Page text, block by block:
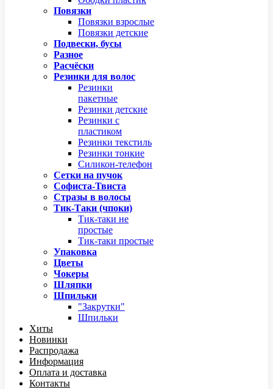
Повязки
Повязки взрослые
Повязки детские
Подвески, бусы
Разное
Расчёски
Резинки для волос
Резинки
пакетные
Резинки детские
Резинки с
пластиком
Резинки текстиль
Резинки тонкие
Силикон-телефон
Сетки на пучок
Софиста-Твиста
Стразы в волосы
Тик-Таки (чпоки)
Тик-таки не
простые
Тик-таки простые
Упаковка
Цветы
Чокеры
Шляпки
Шпильки
"Закрутки"
Шпильки
Хиты
Новинки
Распродажа
Информация
Оплата и доставка
Контакты